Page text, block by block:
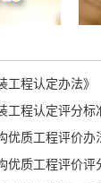
工程认定办法》
工程认定评分标
优质工程评价办
优质工程评价评